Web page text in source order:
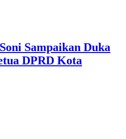
Sampaikan Duka
DPRD Kota